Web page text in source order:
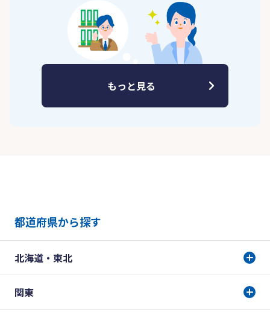
もっと見る
都道府県から探す
北海道・東北
関東